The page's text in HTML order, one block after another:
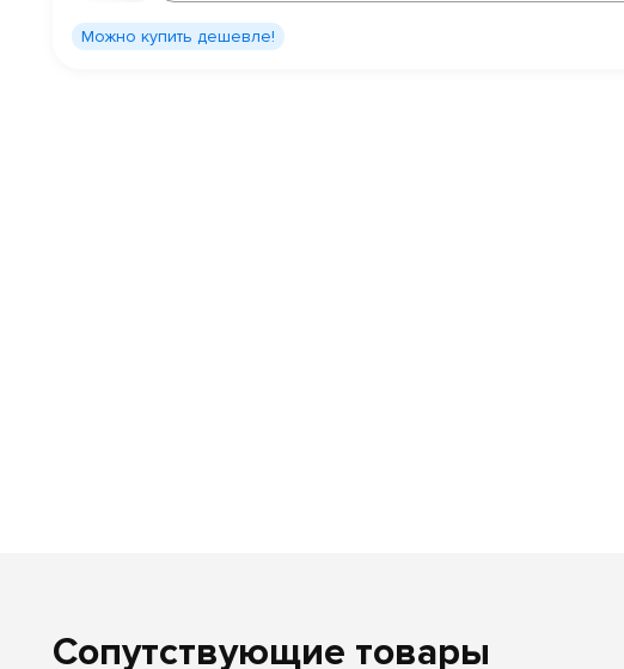
Можно купить дешевле!
Сопутствующие товары